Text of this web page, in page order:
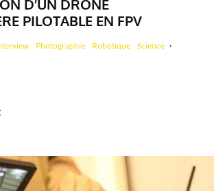
D’UN DRONE
PILOTABLE EN FPV
Photographie Robotique Science ·